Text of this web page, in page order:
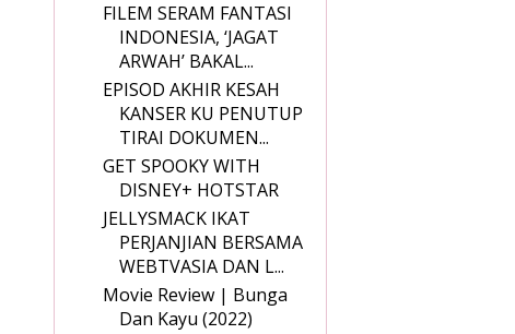
FILEM SERAM FANTASI
INDONESIA, ‘JAGAT
ARWAH’ BAKAL...
EPISOD AKHIR KESAH
KANSER KU PENUTUP
TIRAI DOKUMEN...
GET SPOOKY WITH
DISNEY+ HOTSTAR
JELLYSMACK IKAT
PERJANJIAN BERSAMA
WEBTVASIA DAN L...
Movie Review | Bunga
Dan Kayu (2022)